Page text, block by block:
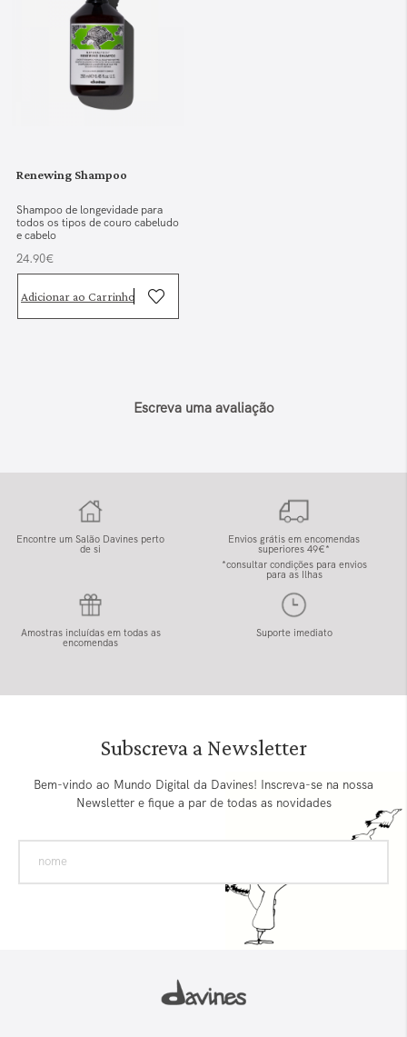
Renewing Shampoo
Shampoo de longevidade para
todos os tipos de couro cabeludo
e cabelo
24.90€
Adicionar ao Carrinho
Escreva uma avaliação
Encontre um Salão Davines perto
de si
Envios grátis em encomendas
superiores 49€*
*consultar condições para envios
para as Ilhas
Amostras incluídas em todas as
encomendas
Suporte imediato
Subscreva a Newsletter
Bem-vindo ao Mundo Digital da Davines! Inscreva-se na nossa
Newsletter e fique a par de todas as novidades